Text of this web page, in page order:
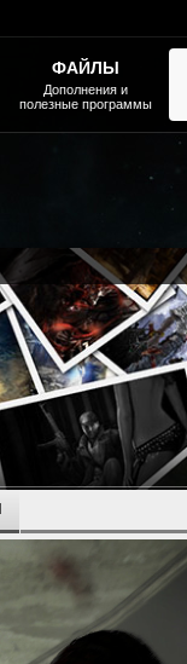
ФАЙЛЫ
Дополнения и
полезные программы